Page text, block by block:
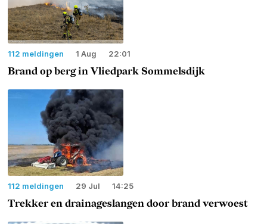
112 meldingen 1 Aug 22:01
Brand op berg in Vliedpark Sommelsdijk
112 meldingen 29 Jul 14:25
Trekker en drainageslangen door brand verwoest